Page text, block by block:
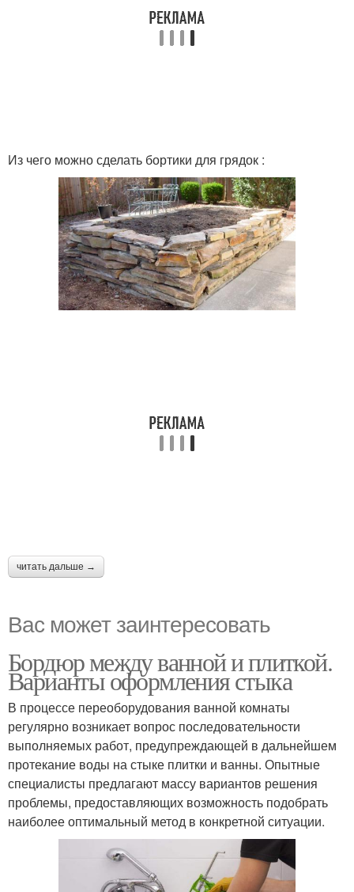
Из чего можно сделать бортики для грядок :
читать дальше →
Вас может заинтересовать
Бордюр между ванной и плиткой.
Варианты оформления стыка
В процессе переоборудования ванной комнаты
регулярно возникает вопрос последовательности
выполняемых работ, предупреждающей в дальнейшем
протекание воды на стыке плитки и ванны. Опытные
специалисты предлагают массу вариантов решения
проблемы, предоставляющих возможность подобрать
наиболее оптимальный метод в конкретной ситуации.